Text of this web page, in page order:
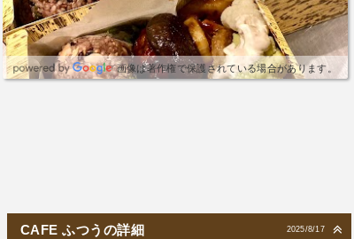
画像は著作権で保護されている場合があります。
2025/8/17
CAFE ふつうの詳細